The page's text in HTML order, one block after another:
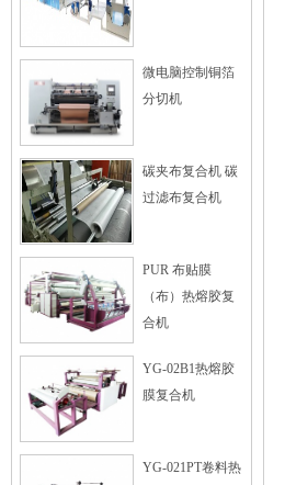
微电脑控制铜箔
分切机
碳夹布复合机 碳
过滤布复合机
PUR 布贴膜
（布）热熔胶复
合机
YG-02B1热熔胶
膜复合机
YG-021PT卷料热